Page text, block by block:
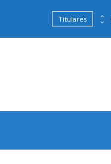
Titulares
mercado bursátil global